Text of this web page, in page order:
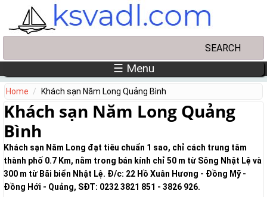
Skip to main content
☰ Menu
Home Khách sạn Năm Long Quảng Bình
Khách sạn Năm Long Quảng
Bình
Khách sạn Năm Long đạt tiêu chuẩn 1 sao, chỉ cách trung tâm
thành phố 0.7 Km, nằm trong bán kính chỉ 50 m từ Sông Nhật Lệ và
300 m từ Bãi biển Nhật Lệ. Đ/c: 22 Hồ Xuân Hương - Đồng Mỹ -
Đồng Hới - Quảng, SĐT: 0232 3821 851 - 3826 926.